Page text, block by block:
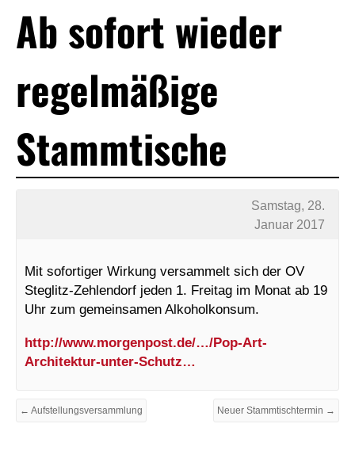
Ab sofort wieder
regelmäßige
Stammtische
Samstag, 28.
Januar 2017
Mit sofortiger Wirkung versammelt sich der OV
Steglitz-Zehlendorf jeden 1. Freitag im Monat ab 19
Uhr zum gemeinsamen Alkoholkonsum.
http://www.morgenpost.de/…/Pop-Art-
Architektur-unter-Schutz…
← Aufstellungsversammlung Neuer Stammtischtermin →